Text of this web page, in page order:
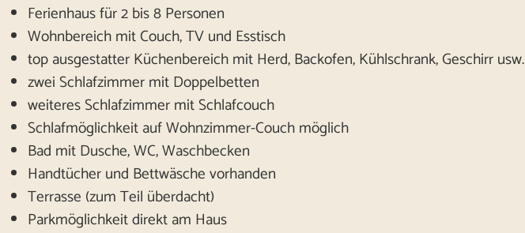
Ferienhaus für 2 bis 8 Personen
Wohnbereich mit Couch, TV und Esstisch
top ausgestatter Küchenbereich mit Herd, Backofen, Kühlschrank, Geschirr usw.
zwei Schlafzimmer mit Doppelbetten
weiteres Schlafzimmer mit Schlafcouch
Schlafmöglichkeit auf Wohnzimmer-Couch möglich
Bad mit Dusche, WC, Waschbecken
Handtücher und Bettwäsche vorhanden
Terrasse (zum Teil überdacht)
Parkmöglichkeit direkt am Haus